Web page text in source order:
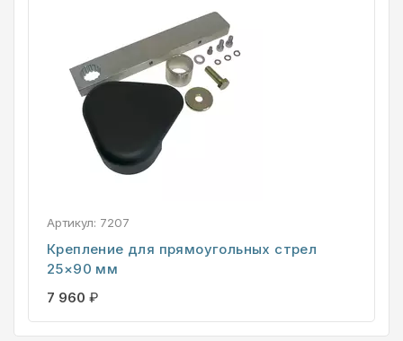
Артикул: 7207
Крепление для прямоугольных стрел
25×90 мм
7 960 ₽